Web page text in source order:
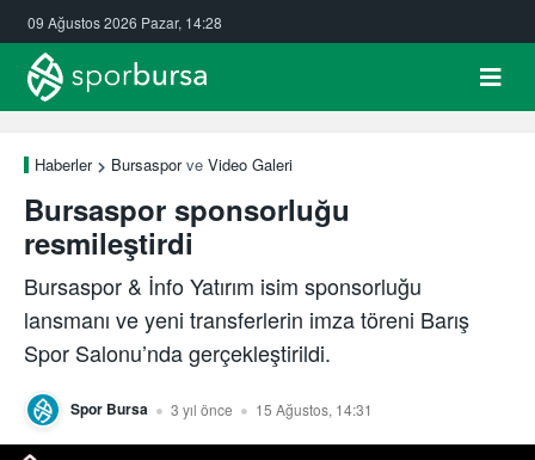
09 Ağustos 2026 Pazar, 14:28
Haberler Bursasporve Video Galeri
Bursaspor sponsorluğu
resmileştirdi
Bursaspor & İnfo Yatırım isim sponsorluğu
lansmanı ve yeni transferlerin imza töreni Barış
Spor Salonu’nda gerçekleştirildi.
Spor Bursa 3 yıl önce 15 Ağustos, 14:31